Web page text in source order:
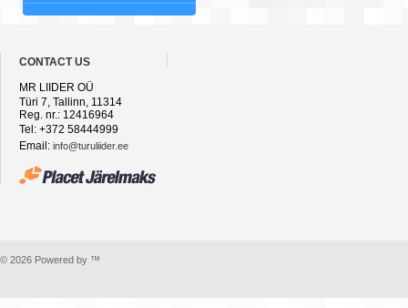
CONTACT US
MR LIIDER OÜ
Türi 7, Tallinn, 11314
Reg. nr.: 12416964
Tel: +372 58444999
Email: info@turuliider.ee
© 2026 Powered by ™